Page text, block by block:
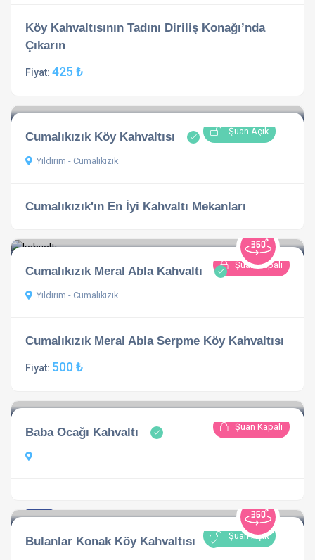
Köy Kahvaltısının Tadını Diriliş Konağı’nda
Çıkarın
Fiyat: 425 ₺
Şuan Açık
Cumalıkızık Köy Kahvaltısı
Yıldırım - Cumalıkızık
Cumalıkızık'ın En İyi Kahvaltı Mekanları
Şuan Kapalı
Cumalıkızık Meral Abla Kahvaltı
Yıldırım - Cumalıkızık
Cumalıkızık Meral Abla Serpme Köy Kahvaltısı
Fiyat: 500 ₺
Şuan Kapalı
Baba Ocağı Kahvaltı
Şuan Açık
Bulanlar Konak Köy Kahvaltısı